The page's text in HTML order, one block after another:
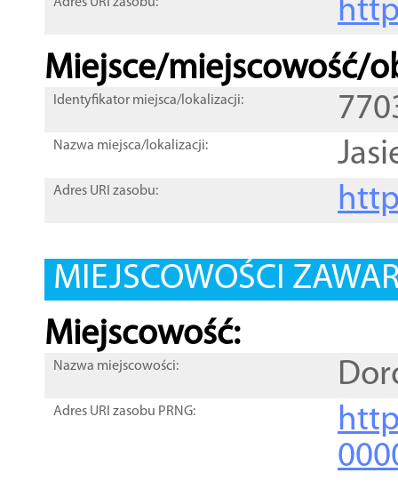
Miejsce/miejscowość/
Identyfikator miejsca/lokalizacji:
Nazwa miejsca/lokalizacji:
Adres URI zasobu:
MIEJSCOWOŚCI
Miejscowość:
Nazwa miejscowości:
Adres URI zasobu PRNG: